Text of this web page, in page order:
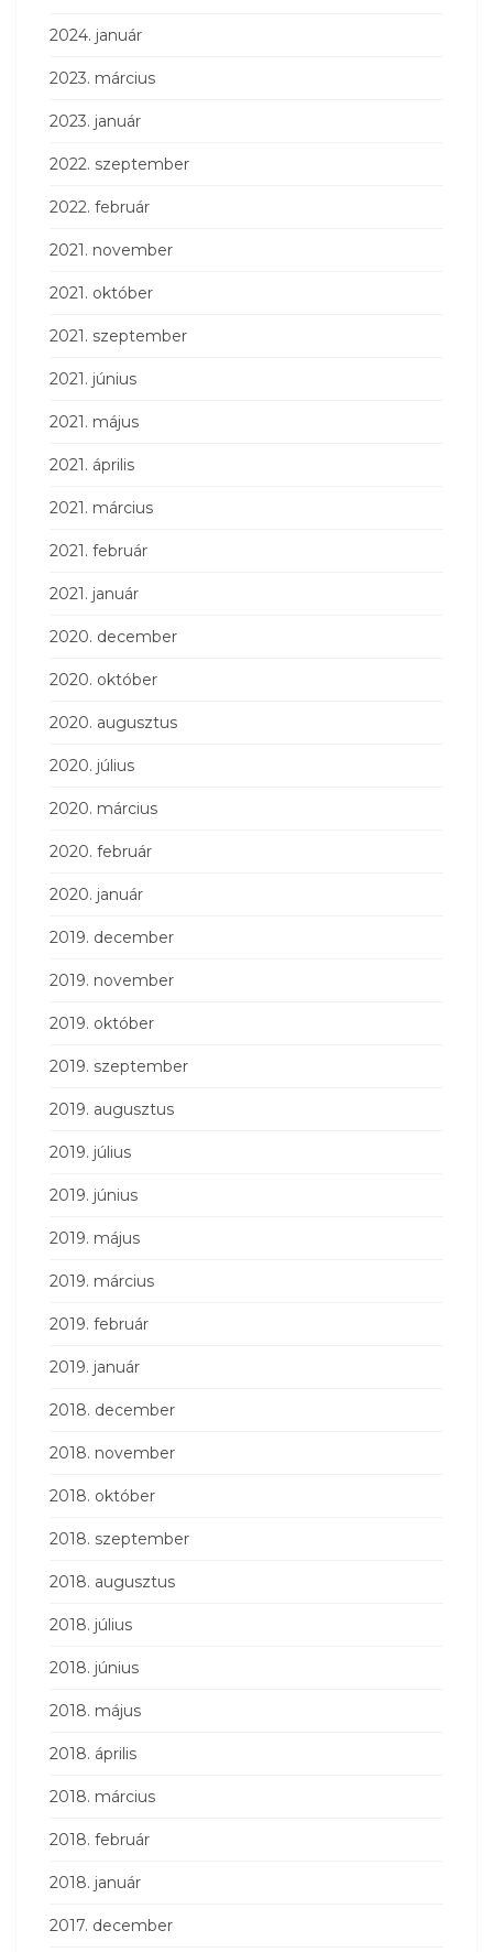
2024. január
2023. március
2023. január
2022. szeptember
2022. február
2021. november
2021. október
2021. szeptember
2021. június
2021. május
2021. április
2021. március
2021. február
2021. január
2020. december
2020. október
2020. augusztus
2020. július
2020. március
2020. február
2020. január
2019. december
2019. november
2019. október
2019. szeptember
2019. augusztus
2019. július
2019. június
2019. május
2019. március
2019. február
2019. január
2018. december
2018. november
2018. október
2018. szeptember
2018. augusztus
2018. július
2018. június
2018. május
2018. április
2018. március
2018. február
2018. január
2017. december